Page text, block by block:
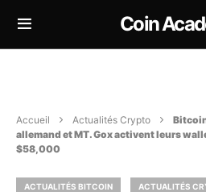
Coin
Accueil Actualités Crypto
allemand et MT. Gox activent leurs
$58,000
ACTUALITÉS BITCOIN ACTUALITÉS